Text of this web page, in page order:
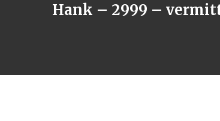
Hank – 2999 –